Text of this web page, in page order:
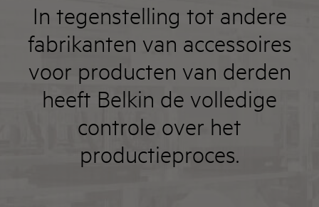
In tegenstelling tot andere
fabrikanten van accessoires
voor producten van derden
heeft Belkin de volledige
controle over het
productieproces.